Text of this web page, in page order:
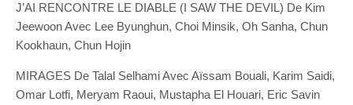
J’AI RENCONTRE LE DIABLE (I SAW THE DEVIL) De Kim
Jeewoon Avec Lee Byunghun, Choi Minsik, Oh Sanha, Chun
Kookhaun, Chun Hojin
MIRAGES De Talal Selhami Avec Aïssam Bouali, Karim Saidi,
Omar Lotfi, Meryam Raoui, Mustapha El Houari, Eric Savin